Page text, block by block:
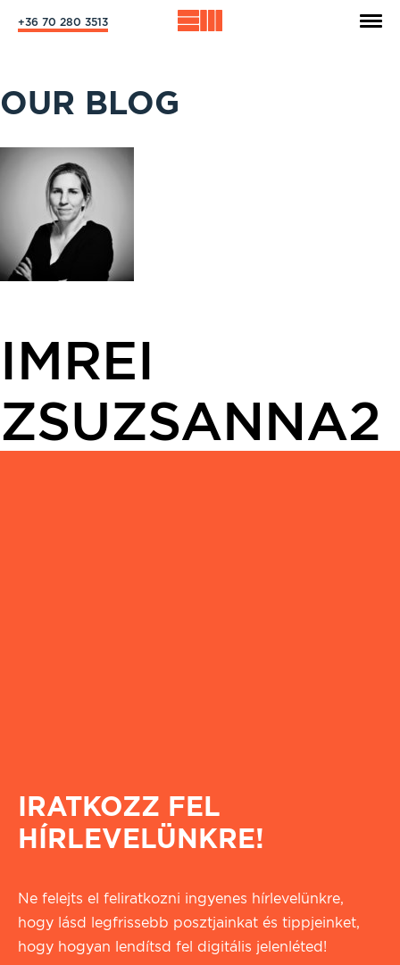
+36 70 280 3513
OUR BLOG
IMREI
ZSUZSANNA2
IRATKOZZ FEL
HÍRLEVELÜNKRE!
Ne felejts el feliratkozni ingyenes hírlevelünkre,
hogy lásd legfrissebb posztjainkat és tippjeinket,
hogy hogyan lendítsd fel digitális jelenléted!